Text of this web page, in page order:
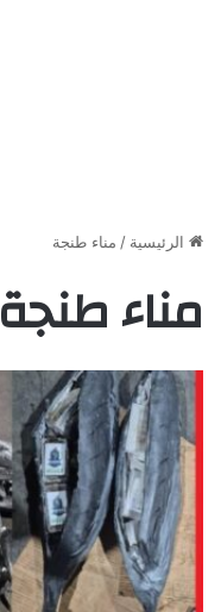
الرئيسية / مناء طنجة
مناء طنجة